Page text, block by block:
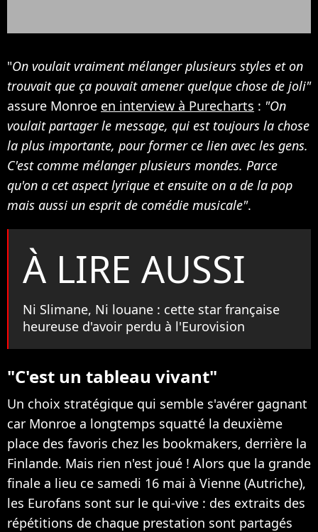
"On voulait vraiment mélanger plusieurs styles et on
trouvait que ça pouvait amener quelque chose de joli"
assure Monroe en interview à Purecharts : "On
voulait partager le message, qui est toujours la chose
la plus importante, pour former ce lien avec les gens.
C'est comme mélanger plusieurs mondes. Parce
qu'on a cet aspect lyrique et ensuite on a de la pop
mais aussi un esprit de comédie musicale".
À LIRE AUSSI
Ni Slimane, Ni louane : cette star française
heureuse d'avoir perdu à l'Eurovision
"C'est un tableau vivant"
Un choix stratégique qui semble s'avérer gagnant
car Monroe a longtemps squatté la deuxième
place des favoris chez les bookmakers, derrière la
Finlande. Mais rien n'est joué ! Alors que la grande
finale a lieu ce samedi 16 mai à Vienne (Autriche),
les Eurofans sont sur le qui-vive : des extraits des
répétitions de chaque prestation sont partagés